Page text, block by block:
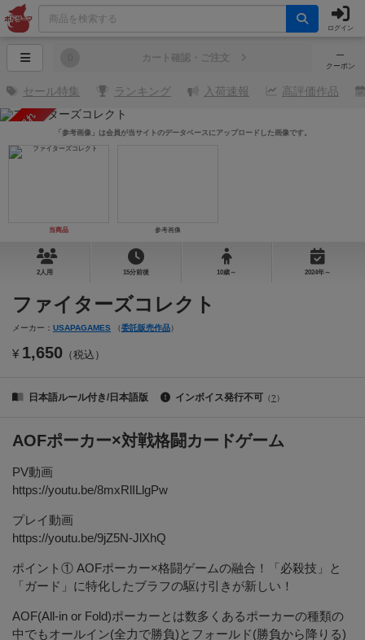
ログイン
─
クーポン
カート確認・ご注文
セール特集 ランキング 入荷速報 高評価作品
売り切れ
当商品 参考画像
「参考画像」は会員が当サイトのデータベースにアップロードした画像です。
2人用 15分前後 10歳～ 2024年～
ファイターズコレクト
メーカー： USAPAGAMES （委託販売作品）
¥ 1,650 （税込）
日本語ルール付き/日本語版 インボイス発行不可 （? ）
AOFポーカー×対戦格闘カードゲーム
PV動画
https://youtu.be/8mxRlILlgPw
プレイ動画
https://youtu.be/9jZ5N-JlXhQ
ポイント① AOFポーカー×格闘ゲームの融合！「必殺技」と
「ガード」に特化したブラフの駆け引きが新しい！
AOF(All-in or Fold)ポーカーとは数多くあるポーカーの種類の
中でもオールイン(全力で勝負)とフォールド(勝負から降りる)